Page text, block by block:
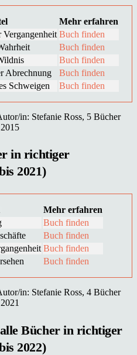
Mehr erfahren
Vergangenheit Buch finden
Buch finden
Buch finden
Abrechnung
Buch finden
Schweigen Buch finden
in: Stefanie Ross, 5 Bücher
in richtiger
2021)
Mehr erfahren
Buch finden
Buch finden
Buch finden
Buch finden
in: Stefanie Ross, 4 Bücher
Bücher in richtiger
2022)